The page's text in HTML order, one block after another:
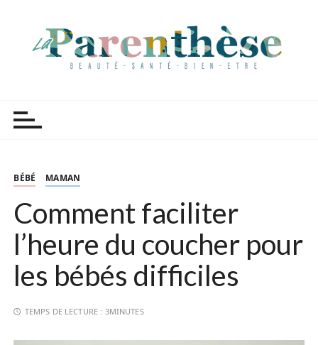
BÉBÉ MAMAN
Comment faciliter
l’heure du coucher pour
les bébés difficiles
TEMPS DE LECTURE : 3MINUTES